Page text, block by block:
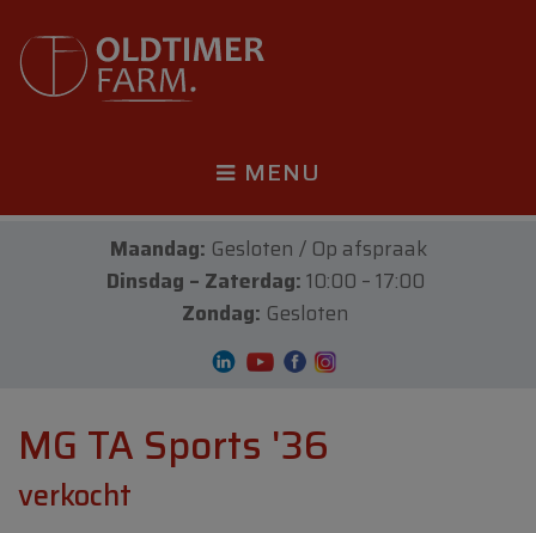
MENU
Maandag: Gesloten / Op afspraak
Dinsdag – Zaterdag:10:00 – 17:00
Zondag: Gesloten
MG TA Sports '36
verkocht